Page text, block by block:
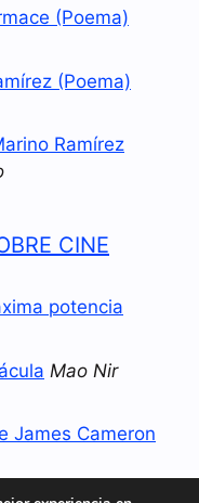
(Poema)
(Poema)
Ramírez
CINE
potencia
Mao Nir
James Cameron
el último